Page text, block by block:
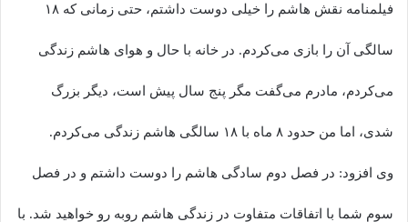
فیلمنامه نقش هاشم را خیلی دوست داشتم، حتی زمانی که ۱۸
سالگی آن را بازی می‌کردم. در خانه با حال و هوای هاشم زندگی
می‌کردم، مادرم می‌گفت مگر پنج سال پیش است، دیگر بزرگ
شدی، اما من حدود ۸ ماه با ۱۸ سالگی هاشم زندگی می‌کردم.
وی افزود: در فصل دوم سادگی هاشم را دوست داشتم و در فصل
سوم شما با اتفاقات متفاوت در زندگی هاشم روبه رو خواهید شد. با